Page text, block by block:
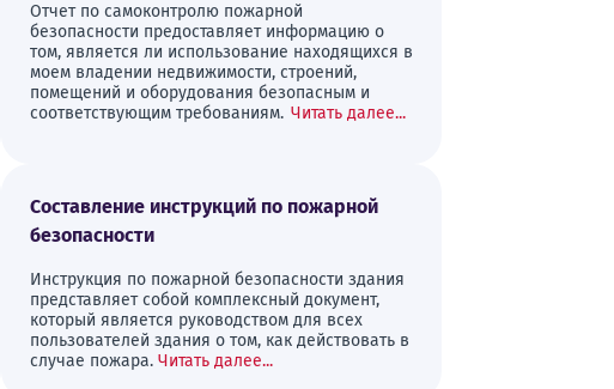
Отчет по самоконтролю пожарной
безопасности предоставляет информацию о
том, является ли использование находящихся в
моем владении недвижимости, строений,
помещений и оборудования безопасным и
соответствующим требованиям. Читать далее...
Составление инструкций по пожарной
безопасности
Инструкция по пожарной безопасности здания
представляет собой комплексный документ,
который является руководством для всех
пользователей здания о том, как действовать в
случае пожара. Читать далее...